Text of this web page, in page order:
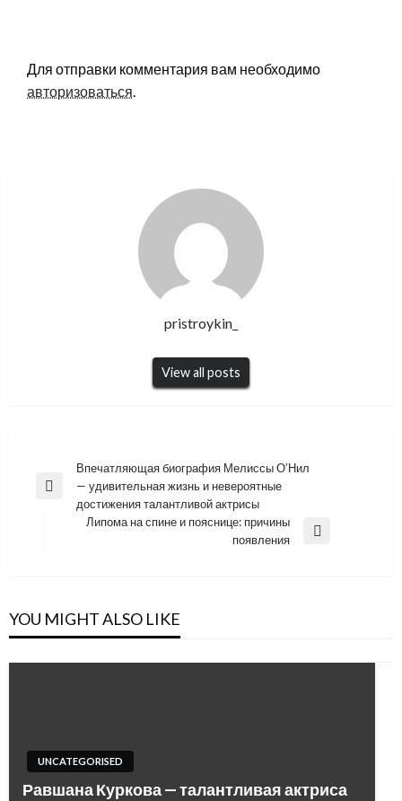
Для отправки комментария вам необходимо
авторизоваться.
pristroykin_
View all posts
Навигация
по
записям
Previous
Впечатляющая биография Мелиссы О’Нил
— удивительная жизнь и невероятные
достижения талантливой актрисы
Липома на спине и пояснице: причины
появления
YOU MIGHT ALSO LIKE
UNCATEGORISED
Равшана Куркова — талантливая актриса